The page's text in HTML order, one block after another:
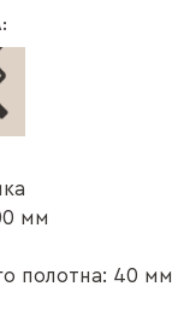
мм
полотна: 40 мм